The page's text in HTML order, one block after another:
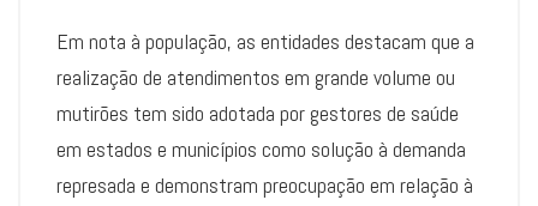
Em nota à população, as entidades destacam que a
realização de atendimentos em grande volume ou
mutirões tem sido adotada por gestores de saúde
em estados e municípios como solução à demanda
represada e demonstram preocupação em relação à